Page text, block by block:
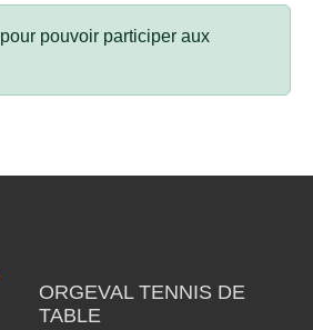
pour pouvoir participer aux
ORGEVAL TENNIS DE
TABLE